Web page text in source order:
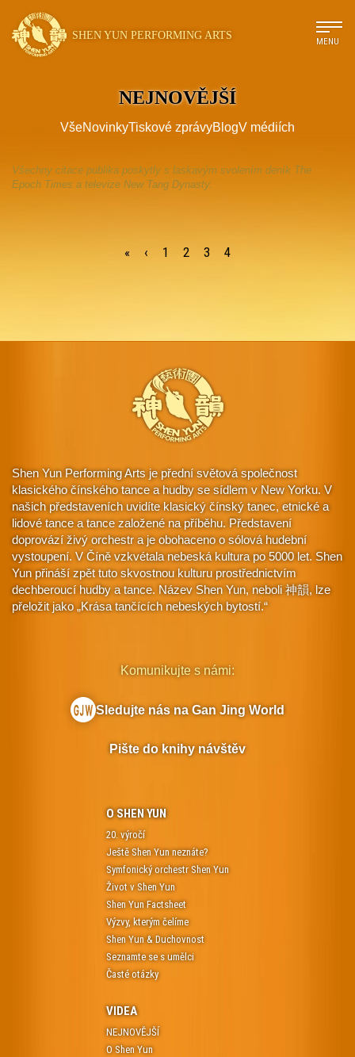
SHEN YUN PERFORMING ARTS
MENU
NEJNOVĚJŠÍ
VšeNovinkyTiskové zprávyBlogV médiích
Všechny citace publika poskytly s laskavým svolením deník The
Epoch Times a televize New Tang Dynasty.
« ‹ 1 2 3 4
Shen Yun Performing Arts je přední světová společnost
klasického čínského tance a hudby se sídlem v New Yorku. V
našich představeních uvidíte klasický čínský tanec, etnické a
lidové tance a tance založené na příběhu. Představení
doprovází živý orchestr a je obohaceno o sólová hudební
vystoupení. V Číně vzkvétala nebeská kultura po 5000 let. Shen
Yun přináší zpět tuto skvostnou kulturu prostřednictvím
dechberoucí hudby a tance. Název Shen Yun, neboli 神韻, lze
přeložit jako „Krása tančících nebeských bytostí.“
O SHEN YUN
20. výročí
Ještě Shen Yun neznáte?
Symfonický orchestr Shen Yun
Život v Shen Yun
Shen Yun Factsheet
Výzvy, kterým čelíme
Shen Yun & Duchovnost
Seznamte se s umělci
Časté otázky
VIDEA
NEJNOVĚJŠÍ
O Shen Yun
Komunikujte s námi:
Sledujte nás na Gan Jing World
Pište do knihy návštěv